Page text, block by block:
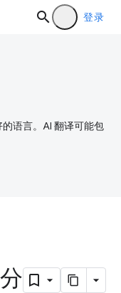
登录
语言。AI 翻译可能包